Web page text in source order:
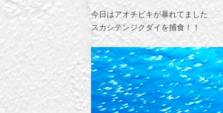
今日はアオチビキが暴れてました
スカシテンジクダイを捕食！！